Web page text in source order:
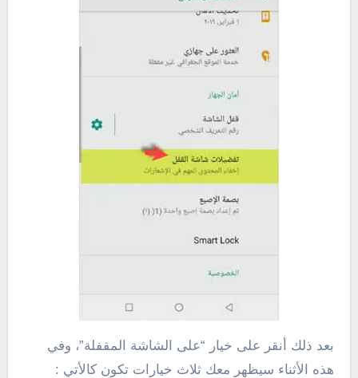
بعد ذلك أنقر على خيار “على الشاشة المقفلة”، وفي
هذه الأثناء سيظهر معك ثلاث خيارات تكون كالأتي :